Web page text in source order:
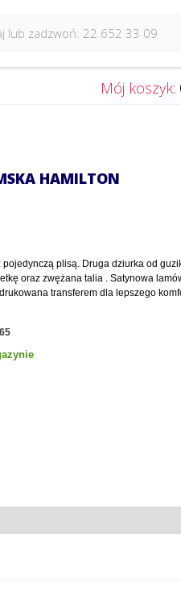
Mój koszyk:
HAMILTON
pojedynczą plisą. Druga dziurka od
oraz zwężana talia . Satynowa
transferem dla lepszego